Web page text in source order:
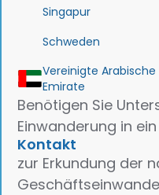
Singapur
Schweden
Vereinigte Arabische
Emirate
Benötigen Sie
Einwanderung in
Kontakt
zur Erkundung der